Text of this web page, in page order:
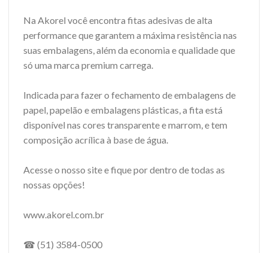
Na Akorel você encontra fitas adesivas de alta
performance que garantem a máxima resistência nas
suas embalagens, além da economia e qualidade que
só uma marca premium carrega.
Indicada para fazer o fechamento de embalagens de
papel, papelão e embalagens plásticas, a fita está
disponível nas cores transparente e marrom, e tem
composição acrílica à base de água.
Acesse o nosso site e fique por dentro de todas as
nossas opções!
www.akorel.com.br
☎ (51) 3584-0500